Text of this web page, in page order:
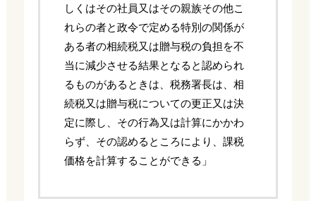
しくはその社員又はその親族その他こ
れらの者と政令で定める特別の関係が
ある者の相続税又は贈与税の負担を不
当に減少させる結果となると認められ
るものがあるときは、税務署長は、相
続税又は贈与税についての更正又は決
定に際し、その行為又は計算にかかわ
らず、その認めるところにより、課税
価格を計算することができる」